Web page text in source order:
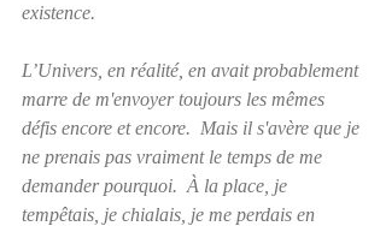
existence.
L’Univers, en réalité, en avait probablement
marre de m'envoyer toujours les mêmes
défis encore et encore.  Mais il s'avère que je
ne prenais pas vraiment le temps de me
demander pourquoi.  À la place, je
tempêtais, je chialais, je me perdais en